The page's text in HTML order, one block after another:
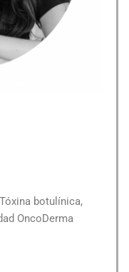
botulínica,
OncoDerma